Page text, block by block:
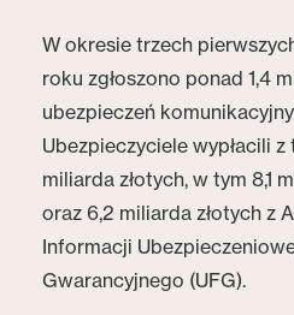
W okresie trzech
roku zgłoszono ponad 1,4
ubezpieczeń
Ubezpieczyciele wypłacili z
miliarda złotych, w tym 8,1
oraz 6,2 miliarda złotych z
Informacji
Gwarancyjnego (UFG).